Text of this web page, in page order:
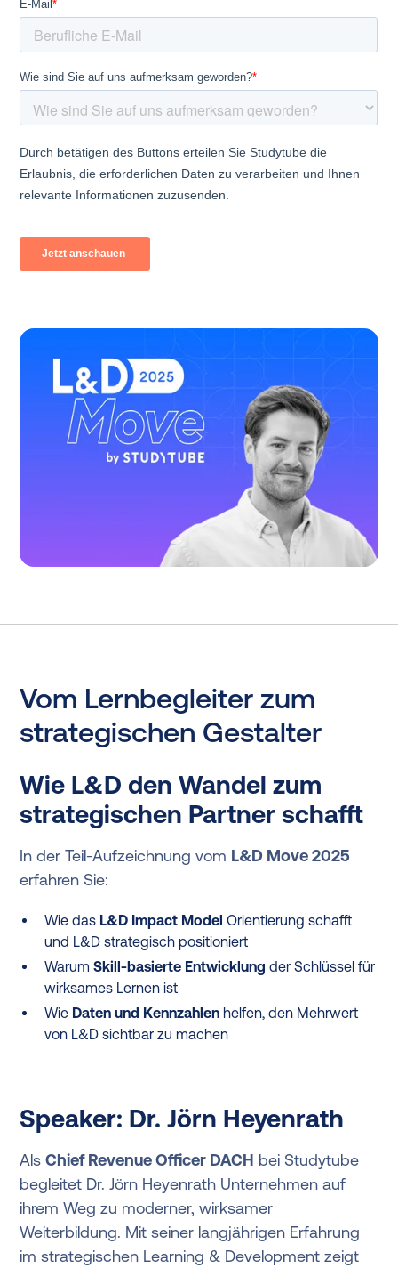
Vom Lernbegleiter zum
strategischen Gestalter
Wie L&D den Wandel zum
strategischen Partner schafft
In der Teil-Aufzeichnung vom L&D Move 2025
erfahren Sie:
Wie das L&D Impact Model Orientierung schafft
und L&D strategisch positioniert
WarumSkill-basierte Entwicklung der Schlüssel für
wirksames Lernen ist
Wie Daten und Kennzahlen helfen, den Mehrwert
von L&D sichtbar zu machen
Speaker: Dr. Jörn Heyenrath
AlsChief Revenue Officer DACH bei Studytube
begleitet Dr. Jörn Heyenrath Unternehmen auf
ihrem Weg zu moderner, wirksamer
Weiterbildung. Mit seiner langjährigen Erfahrung
im strategischen Learning & Development zeigt